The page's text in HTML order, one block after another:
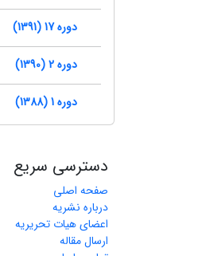
دوره 17 (1391)
دوره 2 (1390)
دوره 1 (1388)
دسترسی سریع
صفحه اصلی
درباره نشریه
اعضای هیات تحریریه
ارسال مقاله